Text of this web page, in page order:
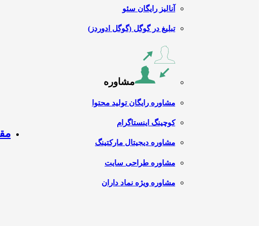
آنالیز رایگان سئو
تبلیغ در گوگل (گوگل ادوردز)
مشاوره
مشاوره رایگان تولید محتوا
کوچینگ اینستاگرام
مشاوره دیجیتال مارکتینگ
مشاوره طراحی سایت
مشاوره ویژه نماد داران